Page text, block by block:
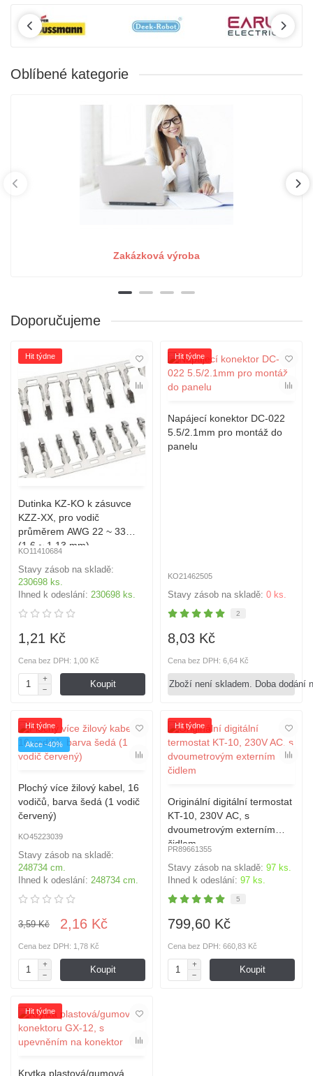
Oblíbené kategorie
Zakázková výroba
Doporučujeme
Hit týdne
Dutinka KZ-KO k zásuvce
KZZ-XX, pro vodič
průměrem AWG 22 ~ 33
(1.6 ~ 1.13 mm)
KO11410684
Stavy zásob na skladě:
230698 ks.
Ihned k odeslání: 230698 ks.
1,21 Kč
Cena bez DPH: 1,00 Kč
Koupit
Hit týdne
Napájecí konektor DC-022
5.5/2.1mm pro montáž do
panelu
KO21462505
Stavy zásob na skladě: 0 ks.
2
8,03 Kč
Cena bez DPH: 6,64 Kč
Zboží není skladem. Doba dodání
Hit týdne
Akce -40%
Plochý více žilový kabel, 16
vodičů, barva šedá (1 vodič
červený)
KO45223039
Stavy zásob na skladě:
248734 cm.
Ihned k odeslání: 248734 cm.
3,59 Kč 2,16 Kč
Cena bez DPH: 1,78 Kč
Koupit
Hit týdne
Originální digitální termostat
KT-10, 230V AC, s
dvoumetrovým externím
čidlem
PR89661355
Stavy zásob na skladě: 97 ks.
Ihned k odeslání: 97 ks.
5
799,60 Kč
Cena bez DPH: 660,83 Kč
Koupit
Hit týdne
Krytka plastová/gumová